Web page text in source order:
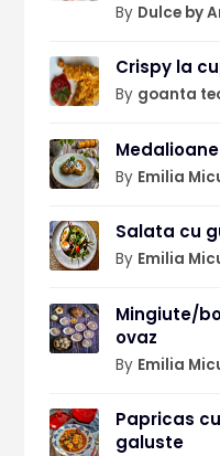
By Dulce by
Crispy la
By goanta
By Emilia
Salata cu
By Emilia
Mingiute/
ovaz
By Emilia
Papricas
galuste